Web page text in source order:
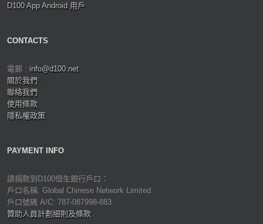
D100 App Android 用戶
CONTACTS
電郵 : info@d100.net
關於我們
聯絡我們
使用條款
隱私權政策
PAYMENT INFO
請捐款到D100恒生銀行戶口：
戶口名稱: Global Chinese Network Limited
戶口號碼 A/C: 787-087998-883
贊助人員計劃細則及條款